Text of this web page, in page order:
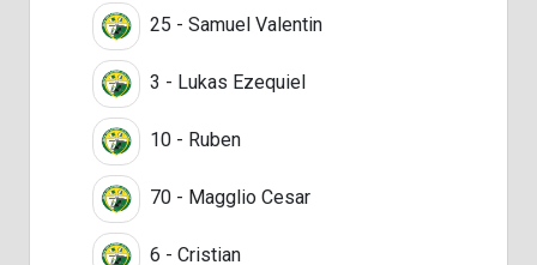
25 - Samuel Valentin
3 - Lukas Ezequiel
10 - Ruben
70 - Magglio Cesar
6 - Cristian